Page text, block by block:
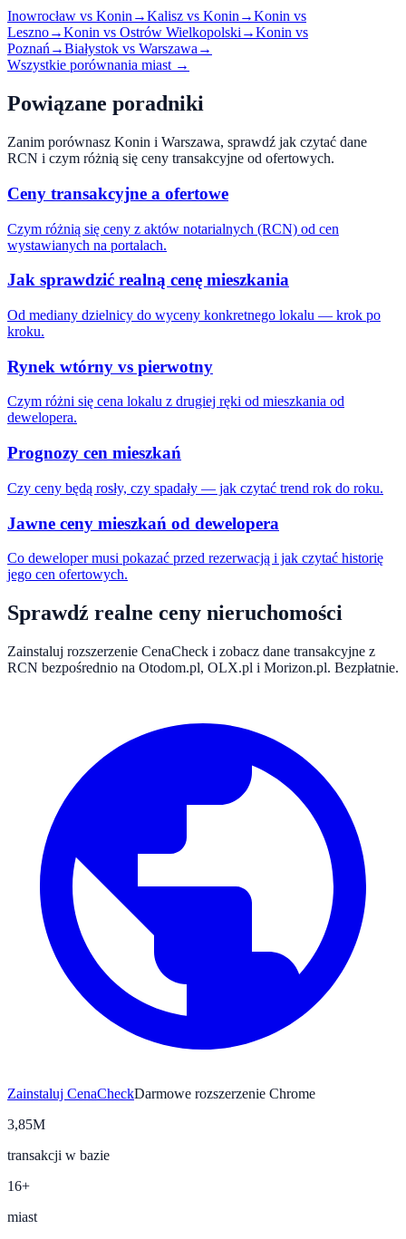
Inowrocław vs Konin →Kalisz vs Konin →Konin vs
Leszno→Konin vs Ostrów Wielkopolski →Konin vs
Poznań →Białystok vs Warszawa →
Wszystkie porównania miast →
Powiązane poradniki
Zanim porównasz Konin i Warszawa, sprawdź jak czytać dane
RCN i czym różnią się ceny transakcyjne od ofertowych.
Ceny transakcyjne a ofertowe
Czym różnią się ceny z aktów notarialnych (RCN) od cen
wystawianych na portalach.
Jak sprawdzić realną cenę mieszkania
Od mediany dzielnicy do wyceny konkretnego lokalu — krok po
kroku.
Rynek wtórny vs pierwotny
Czym różni się cena lokalu z drugiej ręki od mieszkania od
dewelopera.
Prognozy cen mieszkań
Czy ceny będą rosły, czy spadały — jak czytać trend rok do roku.
Jawne ceny mieszkań od dewelopera
Co deweloper musi pokazać przed rezerwacją i jak czytać historię
jego cen ofertowych.
Sprawdź realne ceny nieruchomości
Zainstaluj rozszerzenie CenaCheck i zobacz dane transakcyjne z
RCN bezpośrednio na Otodom.pl, OLX.pl i Morizon.pl. Bezpłatnie.
Zainstaluj CenaCheckDarmowe rozszerzenie Chrome
3,85M
transakcji w bazie
16+
miast